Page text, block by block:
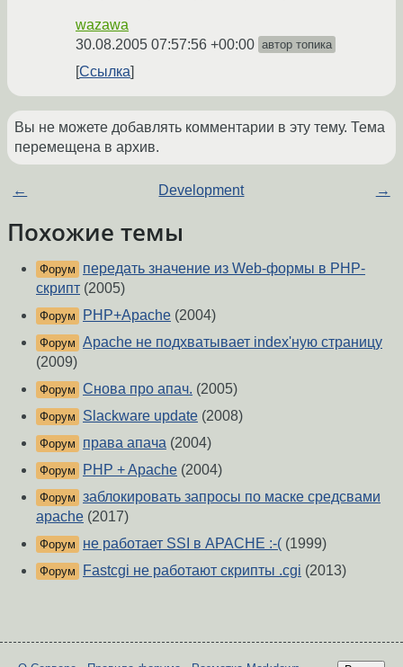
wazawa
30.08.2005 07:57:56 +00:00 автор топика
Ссылка
Вы не можете добавлять комментарии в эту тему. Тема
перемещена в архив.
← Development →
Похожие темы
Форум
передать значение из Web-формы в PHP-
скрипт (2005)
Форум PHP+Apache (2004)
Форум Apache не подхватывает index'ную страницу
(2009)
Форум Снова про апач. (2005)
Форум Slackware update (2008)
Форум права апача (2004)
Форум PHP + Apache (2004)
Форум заблокировать запросы по маске средсвами
apache (2017)
Форум не работает SSI в APACHE :-( (1999)
Форум Fastcgi не работают скрипты .cgi (2013)